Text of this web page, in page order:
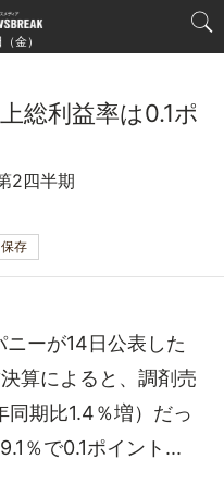
金）
総利益率は0.1ポ
2四半期
保存
ーが14日公表した
算によると、調剤売
同期比1.4％増）だっ
％で0.1ポイント...